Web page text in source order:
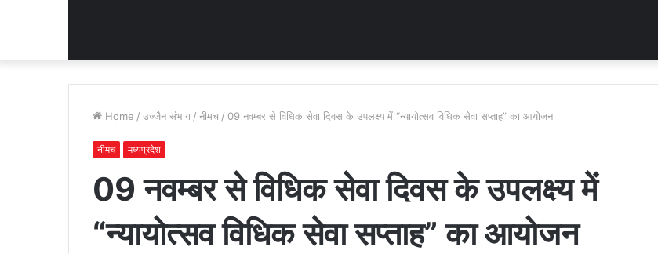
Home / उज्जैन संभाग / नीमच / 09 नवम्बर से विधिक सेवा दिवस के उपलक्ष्य में “न्यायोत्सव विधिक सेवा सप्ताह” का आयोजन
नीमच मध्यप्रदेश
09 नवम्बर से विधिक सेवा दिवस के उपलक्ष्य में
“न्यायोत्सव विधिक सेवा सप्ताह” का आयोजन